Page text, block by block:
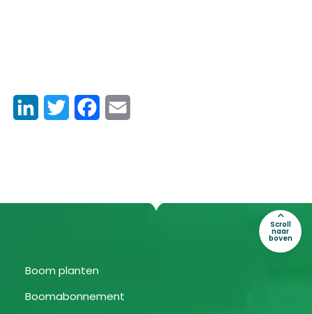
LinkedInTwitter Facebook
Boom planten
Boomabonnement
Scroll
naar
boven